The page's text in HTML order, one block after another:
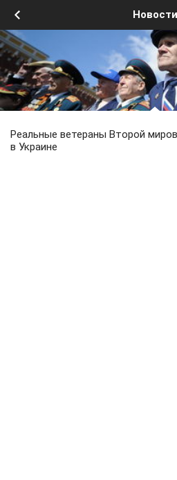
Новости
Реальные ветераны Второй
в Украине